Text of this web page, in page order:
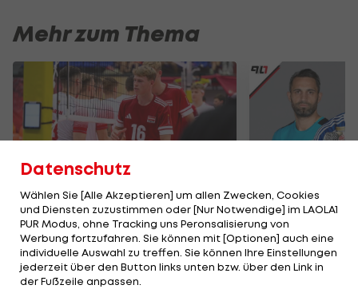
Mehr zum Thema
Karrieresprung! ÖVV-
Teamspieler wechselt
in Topliga
Sport-Mix
Die
Tormänner
Geschichte
Fußball
Datenschutz
Wählen Sie [Alle Akzeptieren] um allen Zwecken, Cookies
und Diensten zuzustimmen oder [Nur Notwendige] im LAOLA1
PUR Modus, ohne Tracking uns Peronsalisierung von
Werbung fortzufahren. Sie können mit [Optionen] auch eine
individuelle Auswahl zu treffen. Sie können Ihre Einstellungen
jederzeit über den Button links unten bzw. über den Link in
der Fußzeile anpassen.